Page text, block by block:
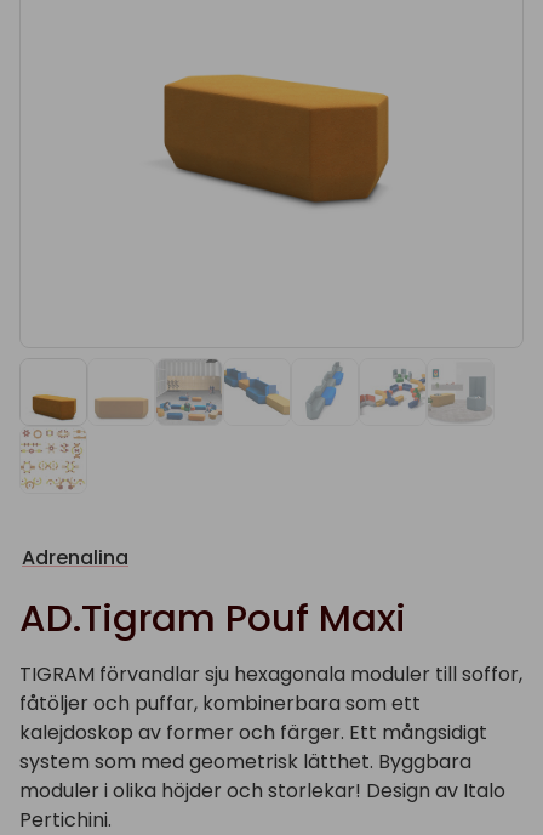
Adrenalina
AD.Tigram Pouf Maxi
TIGRAM förvandlar sju hexagonala moduler till soffor,
fåtöljer och puffar, kombinerbara som ett
kalejdoskop av former och färger. Ett mångsidigt
system som med geometrisk lätthet. Byggbara
moduler i olika höjder och storlekar! Design av Italo
Pertichini.